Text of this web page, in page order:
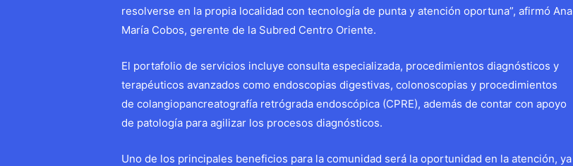
resolverse en la propia localidad con tecnología de punta y atención oportuna”, afirmó Ana
María Cobos, gerente de la Subred Centro Oriente.
El portafolio de servicios incluye consulta especializada, procedimientos diagnósticos y
terapéuticos avanzados como endoscopias digestivas, colonoscopias y procedimientos
de colangiopancreatografía retrógrada endoscópica (CPRE), además de contar con apoyo
de patología para agilizar los procesos diagnósticos.
Uno de los principales beneficios para la comunidad será la oportunidad en la atención, ya